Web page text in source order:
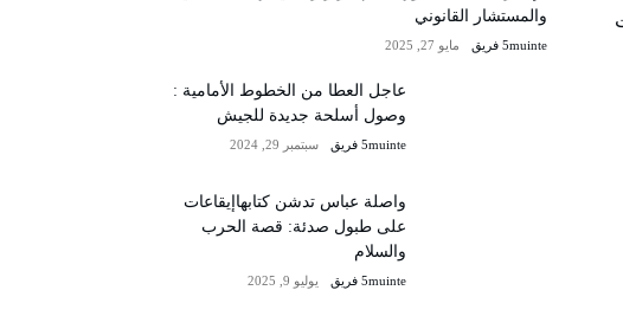
والمستشار القانوني
5muinte فريق مايو 27, 2025
عاجل العطا من الخطوط الأمامية :
وصول أسلحة جديدة للجيش
5muinte فريق سبتمبر 29, 2024
واصلة عباس تدشن كتابهاإيقاعات
على طبول صدئة: قصة الحرب
والسلام
5muinte فريق يوليو 9, 2025